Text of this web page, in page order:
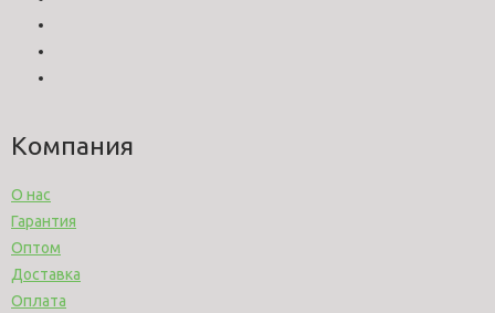
Компания
О нас
Гарантия
Оптом
Доставка
Оплата